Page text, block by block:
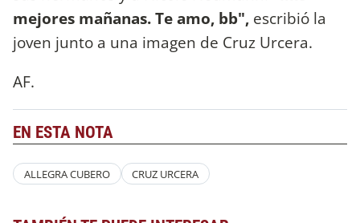
mejores mañanas. Te amo, bb", escribió la
joven junto a una imagen de Cruz Urcera.
AF.
EN ESTA NOTA
ALLEGRA CUBERO CRUZ URCERA